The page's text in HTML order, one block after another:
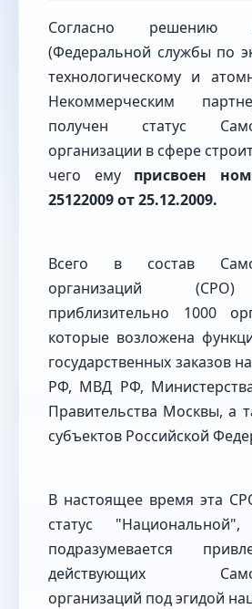
Согласно решению
(Федеральной службы по
технологическому и
Некоммерческим
получен статус
организации в сфере
чего ему присвоен
25122009 от 25.12.2009.
Всего в состав
организаций
приблизительно 1000
которые возложена
государственных заказов
РФ, МВД РФ,
Правительства Москвы, а
субъектов Российской
В настоящее время эта
статус
подразумевается
действующих
организаций под эгидой